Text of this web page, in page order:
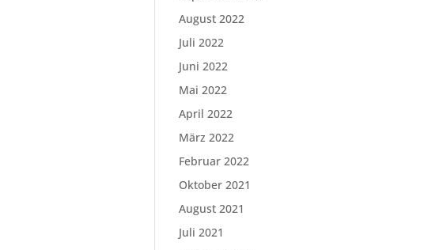
August 2022
Juli 2022
Juni 2022
Mai 2022
April 2022
März 2022
Februar 2022
Oktober 2021
August 2021
Juli 2021